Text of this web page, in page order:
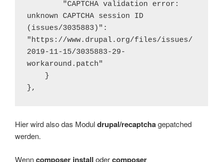
unknown CAPTCHA session ID
(issues/3035883)":
"https://www.drupal.org/files/issues/
2019-11-15/3035883-29-
workaround.patch"
},
Hier wird also das Moduldrupal/recaptchagepatched
werden.
Wenncomposer install odercomposer